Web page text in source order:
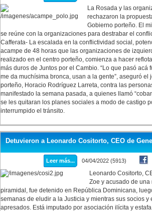
La Rosada y las
rechazaron la
Gobierno porteño. El
se reúne con la organizaciones para destrabar el
Cafferata- La escalada en la conflictividad social,
acampe de 48 horas que las organizaciones de
realizado en el centro porteño, comienza a hacer
más duros de Juntos por el Cambio. “Lo que pasó acá
me da muchísima bronca, usan a la gente”, aseguró el
porteño, Horacio Rodríguez Larreta, contra las
manifestado la semana pasada, a quienes llamó
se les quitaran los planes sociales a modo de castigo
interrumpido el tránsito.
Detuvieron a Leonardo Cositorto, CEO de
Leer más... 04/04/2022 (5913)
Leonardo Cositorto,
Zoe y acusado de una
piramidal, fue detenido en República Dominicana,
semanas de eludir a la Justicia y mientras sus socios y
apresados. Está imputado por asociación ilícita y